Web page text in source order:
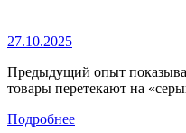
27.10.2025
Предыдущий опыт
товары перетекают на
Подробнее